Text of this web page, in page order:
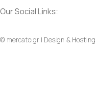
Our Social Links:
© mercato.gr | Design & Hosting